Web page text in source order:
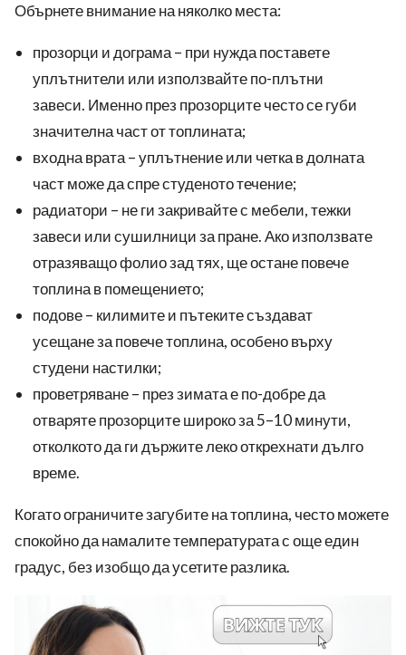
Обърнете внимание на няколко места:
прозорци и дограма – при нужда поставете
уплътнители или използвайте по-плътни
завеси. Именно през прозорците често се губи
значителна част от топлината;
входна врата – уплътнение или четка в долната
част може да спре студеното течение;
радиатори – не ги закривайте с мебели, тежки
завеси или сушилници за пране. Ако използвате
отразяващо фолио зад тях, ще остане повече
топлина в помещението;
подове – килимите и пътеките създават
усещане за повече топлина, особено върху
студени настилки;
проветряване – през зимата е по-добре да
отваряте прозорците широко за 5–10 минути,
отколкото да ги държите леко открехнати дълго
време.
Когато ограничите загубите на топлина, често можете
спокойно да намалите температурата с още един
градус, без изобщо да усетите разлика.